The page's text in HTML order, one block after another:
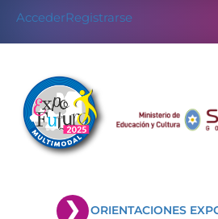
AccederRegistrarse
ORIENTACIONES